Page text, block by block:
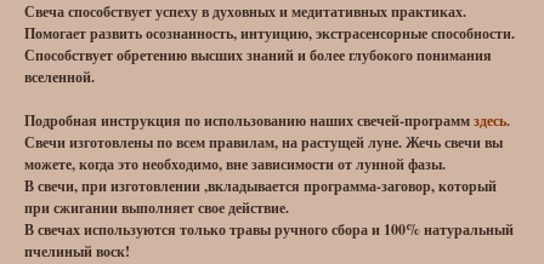
Свеча способствует успеху в духовных и медитативных практиках.
Помогает развить осознанность, интуицию, экстрасенсорные способности.
Способствует обретению высших знаний и более глубокого понимания
вселенной.
Подробная инструкция по использованию наших свечей-программздесь.
Свечи изготовлены по всем правилам, на растущей луне. Жечь свечи вы
можете, когда это необходимо, вне зависимости от лунной фазы.
В свечи, при изготовлении ,вкладывается программа-заговор, который
при сжигании выполняет свое действие.
В свечах используются только травы ручного сбора и 100% натуральный
пчелиный воск!